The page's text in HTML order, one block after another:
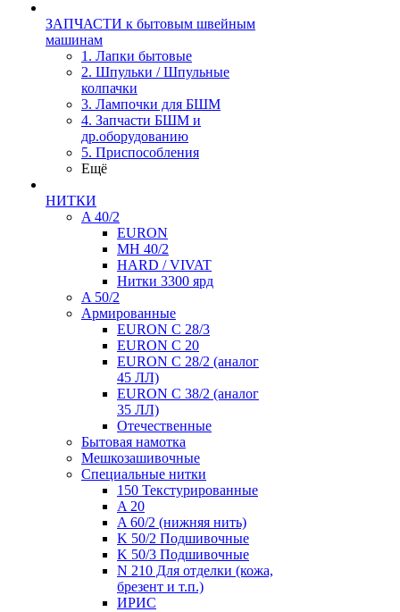
ЗАПЧАСТИ к бытовым швейным
машинам
1. Лапки бытовые
2. Шпульки / Шпульные
колпачки
3. Лампочки для БШМ
4. Запчасти БШМ и
др.оборудованию
5. Приспособления
Ещё
НИТКИ
A 40/2
EURON
MH 40/2
HARD / VIVAT
Нитки 3300 ярд
A 50/2
Армированные
EURON C 28/3
EURON C 20
EURON C 28/2 (аналог
45 ЛЛ)
EURON C 38/2 (аналог
35 ЛЛ)
Отечественные
Бытовая намотка
Мешкозашивочные
Специальные нитки
150 Текстурированные
A 20
A 60/2 (нижняя нить)
K 50/2 Подшивочные
K 50/3 Подшивочные
N 210 Для отделки (кожа,
брезент и т.п.)
ИРИС